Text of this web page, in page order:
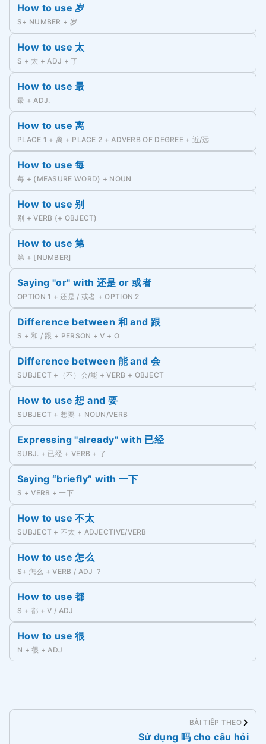
How to use 岁
S+ NUMBER + 岁
How to use 太
S + 太 + ADJ + 了
How to use 最
最 + ADJ.
How to use 离
PLACE 1 + 离 + PLACE 2 + ADVERB OF DEGREE + 近/远
How to use 每
每 + (MEASURE WORD) + NOUN
How to use 别
别 + VERB (+ OBJECT)
How to use 第
第 + [NUMBER]
Saying "or" with 还是 or 或者
OPTION 1 + 还是 / 或者 + OPTION 2
Difference between 和 and 跟
S + 和 / 跟 + PERSON + V + O
Difference between 能 and 会
SUBJECT +（不）会/能 + VERB + OBJECT
How to use 想 and 要
SUBJECT + 想要 + NOUN/VERB
Expressing "already" with 已经
SUBJ. + 已经 + VERB + 了
Saying “briefly” with 一下
S + VERB + 一下
How to use 不太
SUBJECT + 不太 + ADJECTIVE/VERB
How to use 怎么
S+ 怎么 + VERB / ADJ ？
How to use 都
S + 都 + V / ADJ
How to use 很
N + 很 + ADJ
BÀI TIẾP THEO
Sử dụng 吗 cho câu hỏi